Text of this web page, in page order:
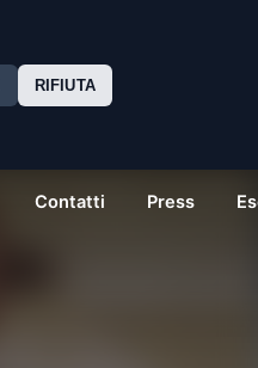
Contatti Press
RIFIUTA